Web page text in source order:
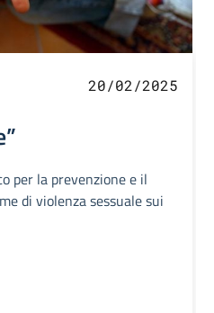
20/02/2025
per la prevenzione e il
di violenza sessuale sui